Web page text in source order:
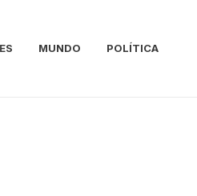
MUNDO POLÍTICA